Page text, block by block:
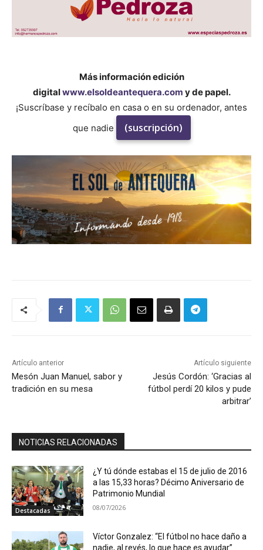
Más información edición
digitalwww.elsoldeantequera.com y de papel.
¡Suscríbase y recíbalo en casa o en su ordenador, antes
que nadie
(suscripción)
Artículo anterior
Mesón Juan Manuel, sabor y
tradición en su mesa
Artículo siguiente
Jesús Cordón: ‘Gracias al
fútbol perdí 20 kilos y pude
arbitrar’
NOTICIAS RELACIONADAS
Destacadas
¿Y tú dónde estabas el 15 de julio de 2016
a las 15,33 horas? Décimo Aniversario de
Patrimonio Mundial
08/07/2026
Víctor Gonzalez: “El fútbol no hace daño a
nadie, al revés, lo que hace es ayudar”